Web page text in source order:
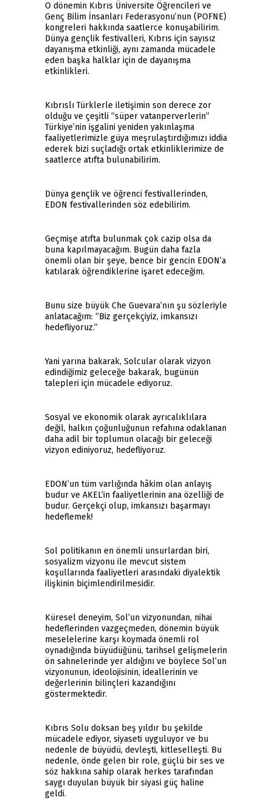
O dönemin Kıbrıs Üniversite Öğrencileri ve
Genç Bilim İnsanları Federasyonu’nun (POFNE)
kongreleri hakkında saatlerce konuşabilirim.
Dünya gençlik festivalleri, Kıbrıs için sayısız
dayanışma etkinliği, aynı zamanda mücadele
eden başka halklar için de dayanışma
etkinlikleri.
Kıbrıslı Türklerle iletişimin son derece zor
olduğu ve çeşitli “süper vatanperverlerin”
Türkiye’nin işgalini yeniden yakınlaşma
faaliyetlerimizle güya meşrulaştırdığımızı iddia
ederek bizi suçladığı ortak etkinliklerimize de
saatlerce atıfta bulunabilirim.
Dünya gençlik ve öğrenci festivallerinden,
EDON festivallerinden söz edebilirim.
Geçmişe atıfta bulunmak çok cazip olsa da
buna kapılmayacağım. Bugün daha fazla
önemli olan bir şeye, bence bir gencin EDON’a
katılarak öğrendiklerine işaret edeceğim.
Bunu size büyük Che Guevara’nın şu sözleriyle
anlatacağım: “Biz gerçekçiyiz, imkansızı
hedefliyoruz.”
Yani yarına bakarak, Solcular olarak vizyon
edindiğimiz geleceğe bakarak, bugünün
talepleri için mücadele ediyoruz.
Sosyal ve ekonomik olarak ayrıcalıklılara
değil, halkın çoğunluğunun refahına odaklanan
daha adil bir toplumun olacağı bir geleceği
vizyon ediniyoruz, hedefliyoruz.
EDON’un tüm varlığında hâkim olan anlayış
budur ve AKEL’in faaliyetlerinin ana özelliği de
budur. Gerçekçi olup, imkansızı başarmayı
hedeflemek!
Sol politikanın en önemli unsurlardan biri,
sosyalizm vizyonu ile mevcut sistem
koşullarında faaliyetleri arasındaki diyalektik
ilişkinin biçimlendirilmesidir.
Küresel deneyim, Sol’un vizyonundan, nihai
hedeflerinden vazgeçmeden, dönemin büyük
meselelerine karşı koymada önemli rol
oynadığında büyüdüğünü, tarihsel gelişmelerin
ön sahnelerinde yer aldığını ve böylece Sol’un
vizyonunun, ideolojisinin, ideallerinin ve
değerlerinin bilinçleri kazandığını
göstermektedir.
Kıbrıs Solu doksan beş yıldır bu şekilde
mücadele ediyor, siyaseti uyguluyor ve bu
nedenle de büyüdü, devleşti, kitleselleşti. Bu
nedenle, önde gelen bir role, güçlü bir ses ve
söz hakkına sahip olarak herkes tarafından
saygı duyulan büyük bir siyasi güç haline
geldi.